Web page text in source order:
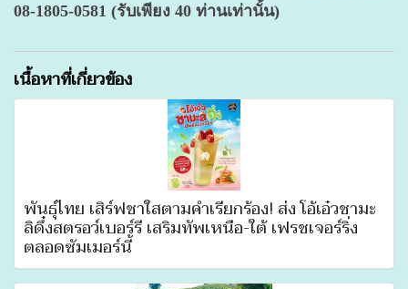
08-1805-0581 (รับเพียง 40 ท่านเท่านั้น)
เนื้อหาที่เกี่ยวข้อง
พันธุ์ไทย เสิร์ฟชาใสตามคำเรียกร้อง! ส่ง โอ้เอ๋วชามะ
ลิดึ๋งสตรอว์เบอร์รี เสริมทัพเหนือ-ใต้ เฟรชเจอร์ริ่ง
ตลอดซัมเมอร์นี้